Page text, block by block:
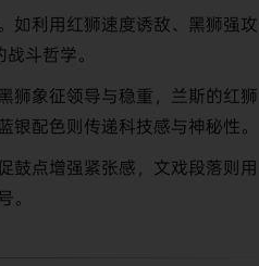
如利用红狮速度诱敌、黑狮强攻
斗哲学。
狮象征领导与稳重，兰斯的红狮
配色则传递科技感与神秘性。
鼓点增强紧张感，文戏段落则用
。